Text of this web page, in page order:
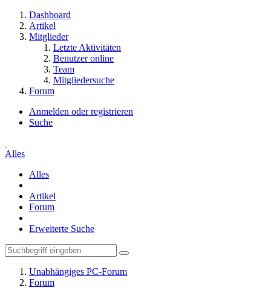
Dashboard
Artikel
Mitglieder
Letzte Aktivitäten
Benutzer online
Team
Mitgliedersuche
Forum
Anmelden oder registrieren
Suche
Alles
Alles
Artikel
Forum
Erweiterte Suche
Unabhängiges PC-Forum
Forum